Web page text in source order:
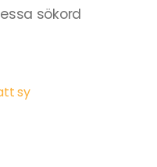
sökord
sy